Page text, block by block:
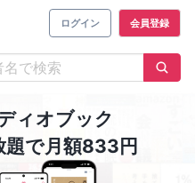
ログイン 会員登録
ィオブック
題で月額833円